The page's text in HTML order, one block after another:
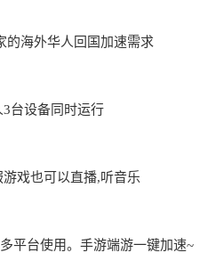
的海外华人回国加速需求
台设备同时运行
戏也可以直播,听音乐
平台使用。手游端游一键加速~